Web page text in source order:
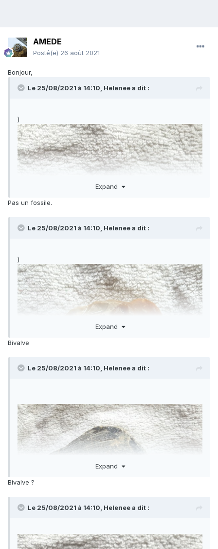
AMEDE
Posté(e) 26 août 2021
Bonjour,
Le 25/08/2021 à 14:10, Heleneea dit :
)
Expand
Pas un fossile.
Le 25/08/2021 à 14:10, Heleneea dit :
)
Expand
Bivalve
Le 25/08/2021 à 14:10, Heleneea dit :
Expand
Bivalve ?
Le 25/08/2021 à 14:10, Heleneea dit :